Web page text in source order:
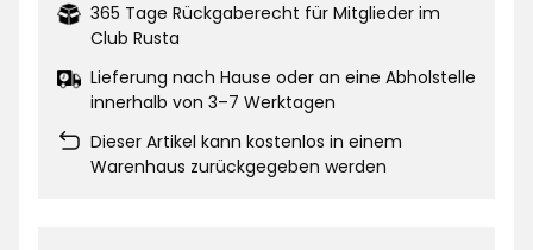
365 Tage Rückgaberecht für Mitglieder im
Club Rusta
Lieferung nach Hause oder an eine Abholstelle
innerhalb von 3–7 Werktagen
Dieser Artikel kann kostenlos in einem
Warenhaus zurückgegeben werden